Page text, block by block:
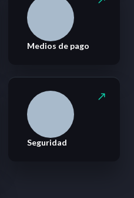
Medios de pago
Seguridad